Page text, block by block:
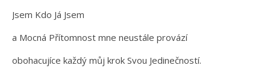
Jsem Kdo Já Jsem
a Mocná Přítomnost mne neustále provází
obohacujíce každý můj krok Svou Jedinečností.